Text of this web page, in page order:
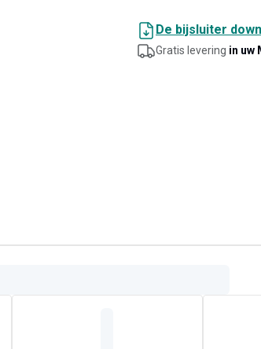
met hydratatie en een
De bijsluiter
Gratis levering in uw